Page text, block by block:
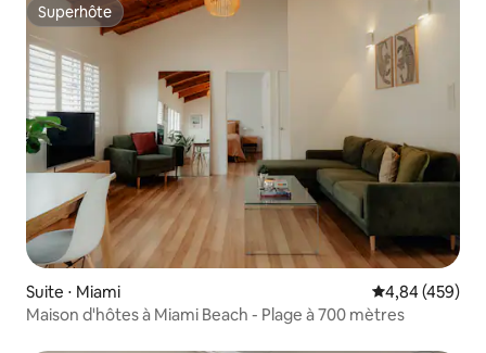
Superhôte
Superhôte
Suite ⋅ Miami Évaluation
4,84 (459)
Maison d'hôtes à Miami Beach - Plage à 700 mètres